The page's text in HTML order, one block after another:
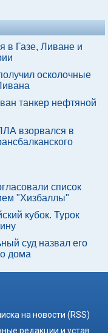
в Газе, Ливане и
осколочные
танкер нефтяной
взорвался в
список
"Хизбаллы"
кубок. Турок
суд назвал его
дома
на новости (RSS)
редакции и устав